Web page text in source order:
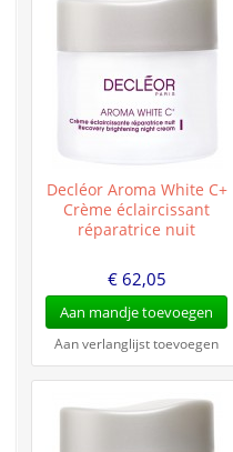
Decléor Aroma White C+
Crème éclaircissant
réparatrice nuit
€ 62,05
Aan mandje toevoegen
Aan verlanglijst toevoegen